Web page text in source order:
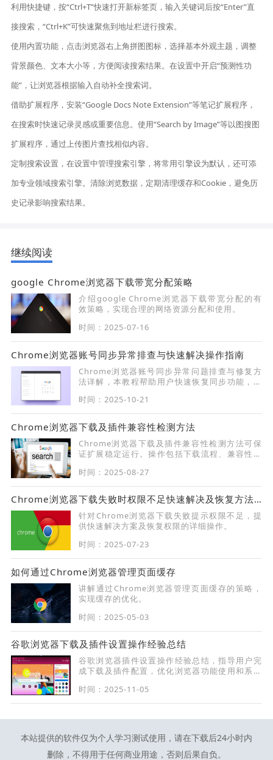
利用快捷键，按“Ctrl+T”快速打开新标签页，输入关键词后按“Enter”直
接搜索，“Ctrl+K”可快速聚焦到地址栏进行搜索。
使用内置功能，点击浏览器右上角拼图图标，选择基本外观主题，调整
背景颜色、文本大小等，方便阅读搜索结果。在设置中开启“预测性功
能”，让浏览器根据输入自动补全搜索词。
借助扩展程序，安装“Google Docs Note Extension”等笔记扩展程序，
在搜索时快速记录灵感或重要信息。使用“Search by Image”等以图搜图
扩展程序，通过上传图片查找相似内容。
定制搜索设置，在设置中管理搜索引擎，将常用引擎设为默认，还可添
加专业领域搜索引擎。清除浏览数据，定期清理缓存和Cookie，避免历
史记录影响搜索结果。
继续阅读
google Chrome浏览器下载带宽分配策略
介绍google Chrome浏览器下载带宽分配的有
效策略，实现合理的网络资源分配和使用。
时间：2025-07-16
Chrome浏览器账号同步异常排查与快速解决操作指南
Chrome浏览器账号同步异常问题排查与修复方
法详解，本教程帮助用户快速恢复同步功能，保
时间：2025-10-21
Chrome浏览器下载及插件兼容性检测方法
Chrome浏览器下载及插件兼容性检测方法可保
证扩展稳定运行。操作包括下载流程、兼容性检
时间：2025-08-27
Chrome浏览器下载失败时权限不足快速解决及恢复方法详解
针对Chrome浏览器下载失败提示权限不足，提
供快速解决方案及恢复权限的详细操作。
时间：2025-07-23
如何通过Chrome浏览器管理页面缓存
讲解通过Chrome浏览器管理页面缓存的策略，
实现缓存的优化。
时间：2025-05-03
谷歌浏览器下载及插件设置操作经验总结
谷歌浏览器插件设置操作经验总结，指导用户完
成下载及插件配置，优化浏览器功能使用和系统
时间：2025-11-05
本站提供的软件仅为个人学习测试使用，请在下载后24小时内
删除，不得用于任何商业用途，否则后果自负。